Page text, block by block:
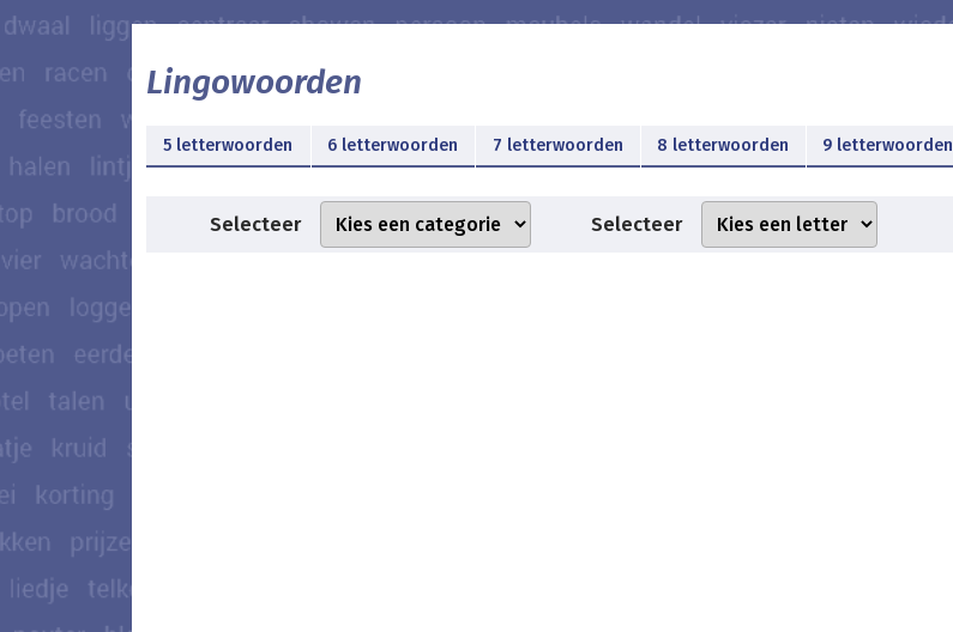
Lingowoorden
5 letterwoorden 6 letterwoorden 7 letterwoorden 8 letterwoorden 9 letterwoorden
Selecteer Selecteer